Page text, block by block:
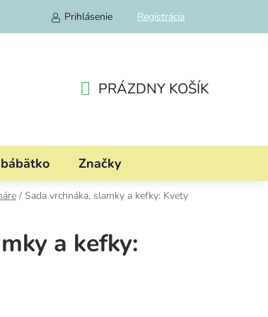
Prihlásenie Registrácia
KOŠÍK
PRÁZDNY KOŠÍK
Značky
/ Sada vrchnáka, slamky a kefky: Kvety
a kefky: